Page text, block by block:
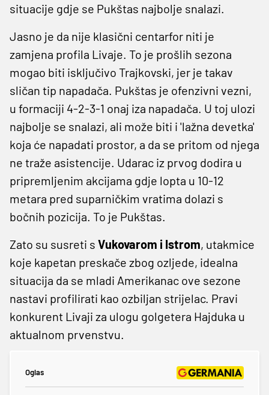
situacije gdje se Pukštas najbolje snalazi.
Jasno je da nije klasični centarfor niti je
zamjena profila Livaje. To je prošlih sezona
mogao biti isključivo Trajkovski, jer je takav
sličan tip napadača. Pukštas je ofenzivni vezni,
u formaciji 4-2-3-1 onaj iza napadača. U toj ulozi
najbolje se snalazi, ali može biti i 'lažna devetka'
koja će napadati prostor, a da se pritom od njega
ne traže asistencije. Udarac iz prvog dodira u
pripremljenim akcijama gdje lopta u 10-12
metara pred suparničkim vratima dolazi s
bočnih pozicija. To je Pukštas.
Zato su susreti s Vukovarom i Istrom, utakmice
koje kapetan preskače zbog ozljede, idealna
situacija da se mladi Amerikanac ove sezone
nastavi profilirati kao ozbiljan strijelac. Pravi
konkurent Livaji za ulogu golgetera Hajduka u
aktualnom prvenstvu.
Oglas